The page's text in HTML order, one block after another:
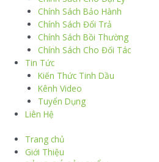
Chính Sách Bảo Hành
Chính Sách Đổi Trả
Chính Sách Bồi Thường
Chính Sách Cho Đối Tác
Tin Tức
Kiến Thức Tinh Dầu
Kênh Video
Tuyển Dụng
Liên Hệ
Trang chủ
Giới Thiệu